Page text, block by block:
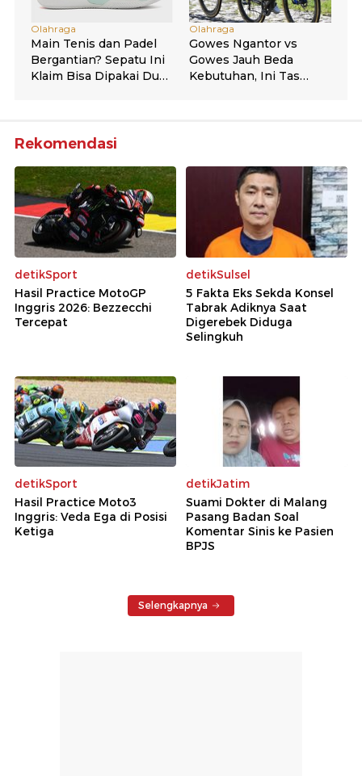
Rekomendasi
detikSport
Hasil Practice MotoGP
Inggris 2026: Bezzecchi
Tercepat
detikSulsel
5 Fakta Eks Sekda Konsel
Tabrak Adiknya Saat
Digerebek Diduga
Selingkuh
detikSport
Hasil Practice Moto3
Inggris: Veda Ega di Posisi
Ketiga
detikJatim
Suami Dokter di Malang
Pasang Badan Soal
Komentar Sinis ke Pasien
BPJS
Selengkapnya